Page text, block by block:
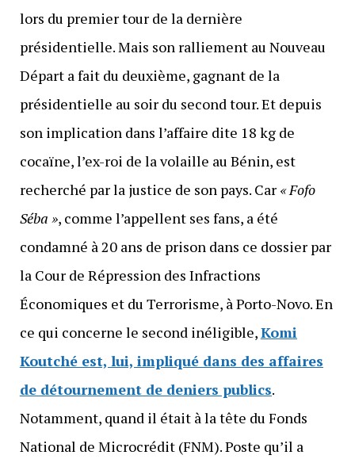
lors du premier tour de la dernière
présidentielle. Mais son ralliement au Nouveau
Départ a fait du deuxième, gagnant de la
présidentielle au soir du second tour. Et depuis
son implication dans l’affaire dite 18 kg de
cocaïne, l’ex-roi de la volaille au Bénin, est
recherché par la justice de son pays. Car « Fofo
Séba », comme l’appellent ses fans, a été
condamné à 20 ans de prison dans ce dossier par
la Cour de Répression des Infractions
Économiques et du Terrorisme, à Porto-Novo. En
ce qui concerne le second inéligible,Komi
Koutché est, lui, impliqué dans des affaires
de détournement de deniers publics.
Notamment, quand il était à la tête du Fonds
National de Microcrédit (FNM). Poste qu’il a